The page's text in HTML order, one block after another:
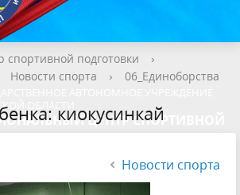
ОБЛАСТИ
ЦЕНТР СПОРТИВНОЙ
спортивной подготовки
›
Новости спорта › 06_Единоборства
киокусинкай
Новости спорта